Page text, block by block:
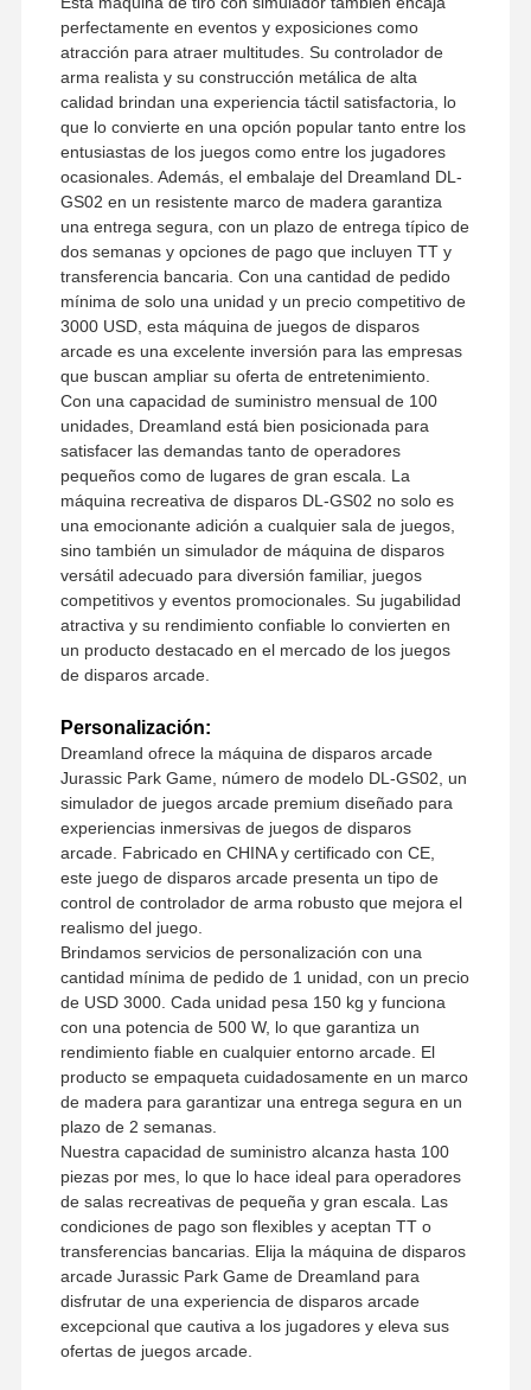
perfectamente en eventos y exposiciones como
atracción para atraer multitudes. Su controlador de
arma realista y su construcción metálica de alta
calidad brindan una experiencia táctil satisfactoria, lo
que lo convierte en una opción popular tanto entre los
entusiastas de los juegos como entre los jugadores
ocasionales. Además, el embalaje del Dreamland DL-
GS02 en un resistente marco de madera garantiza
una entrega segura, con un plazo de entrega típico de
dos semanas y opciones de pago que incluyen TT y
transferencia bancaria. Con una cantidad de pedido
mínima de solo una unidad y un precio competitivo de
3000 USD, esta máquina de juegos de disparos
arcade es una excelente inversión para las empresas
que buscan ampliar su oferta de entretenimiento.
Con una capacidad de suministro mensual de 100
unidades, Dreamland está bien posicionada para
satisfacer las demandas tanto de operadores
pequeños como de lugares de gran escala. La
máquina recreativa de disparos DL-GS02 no solo es
una emocionante adición a cualquier sala de juegos,
sino también un simulador de máquina de disparos
versátil adecuado para diversión familiar, juegos
competitivos y eventos promocionales. Su jugabilidad
atractiva y su rendimiento confiable lo convierten en
un producto destacado en el mercado de los juegos
de disparos arcade.
Personalización:
Dreamland ofrece la máquina de disparos arcade
Jurassic Park Game, número de modelo DL-GS02, un
simulador de juegos arcade premium diseñado para
experiencias inmersivas de juegos de disparos
arcade. Fabricado en CHINA y certificado con CE,
este juego de disparos arcade presenta un tipo de
control de controlador de arma robusto que mejora el
realismo del juego.
Brindamos servicios de personalización con una
cantidad mínima de pedido de 1 unidad, con un precio
de USD 3000. Cada unidad pesa 150 kg y funciona
con una potencia de 500 W, lo que garantiza un
rendimiento fiable en cualquier entorno arcade. El
producto se empaqueta cuidadosamente en un marco
de madera para garantizar una entrega segura en un
plazo de 2 semanas.
Nuestra capacidad de suministro alcanza hasta 100
piezas por mes, lo que lo hace ideal para operadores
de salas recreativas de pequeña y gran escala. Las
condiciones de pago son flexibles y aceptan TT o
transferencias bancarias. Elija la máquina de disparos
arcade Jurassic Park Game de Dreamland para
disfrutar de una experiencia de disparos arcade
excepcional que cautiva a los jugadores y eleva sus
ofertas de juegos arcade.